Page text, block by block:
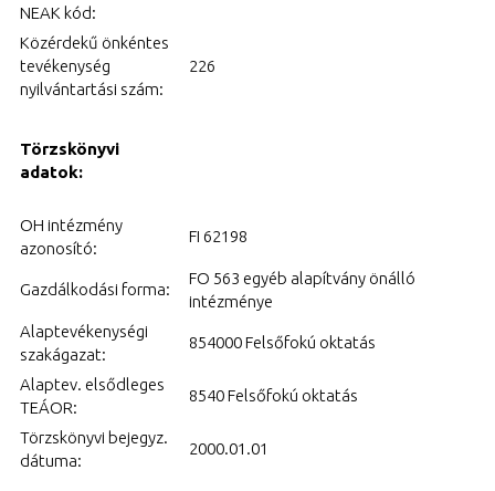
NEAK kód:
Közérdekű önkéntes
tevékenység
nyilvántartási szám:
226
Törzskönyvi
adatok:
OH intézmény
azonosító:
FI 62198
Gazdálkodási forma:
FO 563 egyéb alapítvány önálló
intézménye
Alaptevékenységi
szakágazat:
854000 Felsőfokú oktatás
Alaptev. elsődleges
TEÁOR:
8540 Felsőfokú oktatás
Törzskönyvi bejegyz.
dátuma:
2000.01.01